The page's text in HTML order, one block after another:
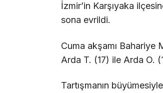
İzmir’in Karşıyaka
sona evrildi.
Cuma akşamı Bahariye
Arda T. (17) ile Arda O.
Tartışmanın